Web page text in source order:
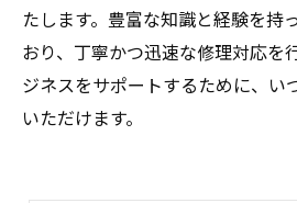
たします。豊富な知識と経験を持
おり、丁寧かつ迅速な修理対応を
ジネスをサポートするために、い
いただけます。